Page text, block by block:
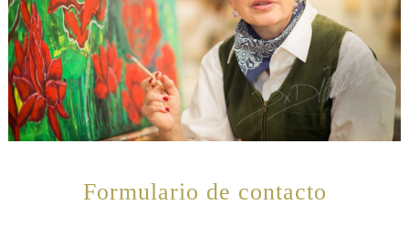
Formulario de contacto